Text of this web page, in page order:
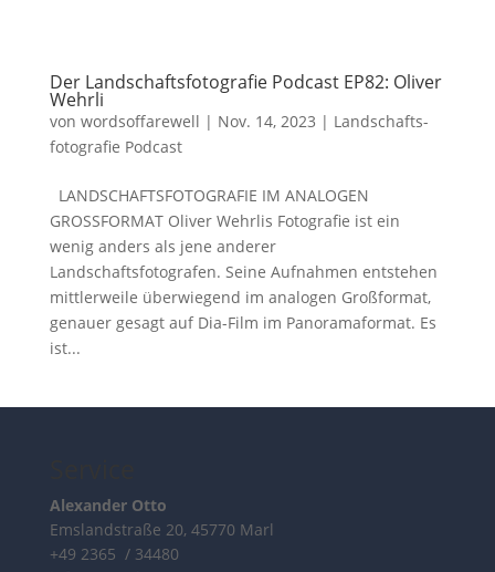
Der Landschaftsfotografie Podcast EP82: Oliver
Wehrli
von wordsoffarewell | Nov. 14, 2023 | Landschafts­
fotografie Podcast
LANDSCHAFTSFOTOGRAFIE IM ANALOGEN
GROSSFORMAT Oliver Wehrlis Fotografie ist ein
wenig anders als jene anderer
Landschaftsfotografen. Seine Aufnahmen entstehen
mittlerweile überwiegend im analogen Großformat,
genauer gesagt auf Dia-Film im Panoramaformat. Es
ist...
Alexander Otto
Emslandstraße 20, 45770 Marl
+49 2365 / 34480